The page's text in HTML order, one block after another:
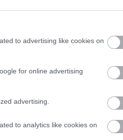
to advertising like cookies on
for online advertising
advertising.
to analytics like cookies on
is
Hírek oldalán!